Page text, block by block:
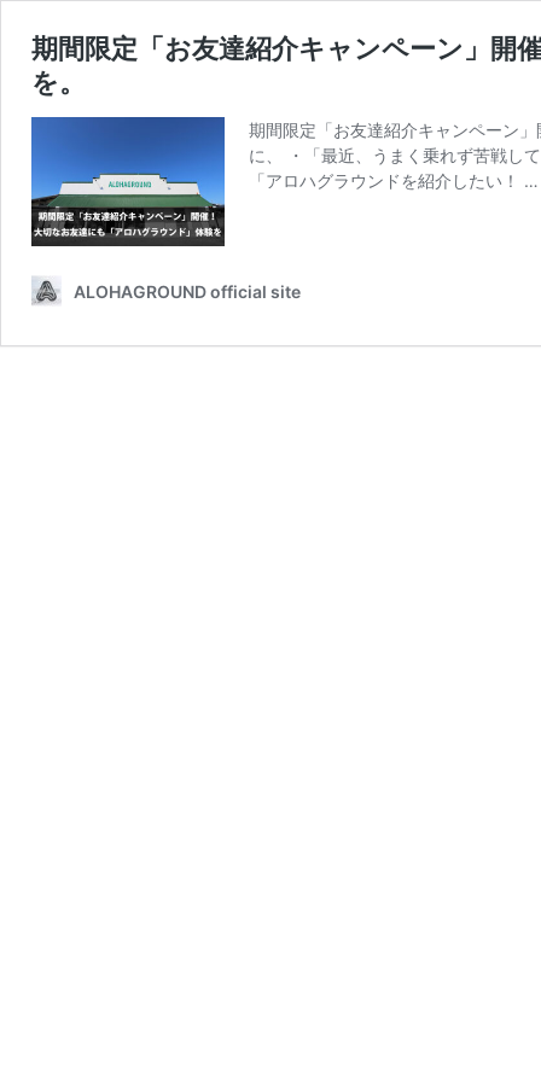
期間限定「お友達紹介キャンペーン」開
を。
期間限定「お友達紹介キャンペーン
に、 ・「最近、うまく乗れず苦戦し
「アロハグラウンドを紹介したい！
ALOHAGROUND official site